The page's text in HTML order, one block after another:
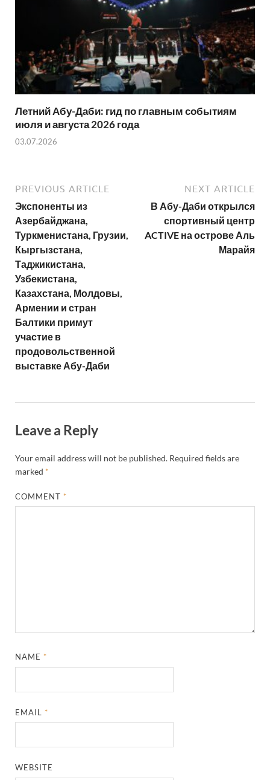
Летний Абу-Даби: гид по главным событиям
июля и августа 2026 года
03.07.2026
PREVIOUS ARTICLE
Экспоненты из
Азербайджана,
Туркменистана, Грузии,
Кыргызстана,
Таджикистана,
Узбекистана,
Казахстана, Молдовы,
Армении и стран
Балтики примут
участие в
продовольственной
выставке Абу-Даби
NEXT ARTICLE
В Абу-Даби открылся
спортивный центр
ACTIVE на острове Аль
Марайя
Leave a Reply
Your email address will not be published. Required fields are
marked *
COMMENT *
NAME *
EMAIL *
WEBSITE